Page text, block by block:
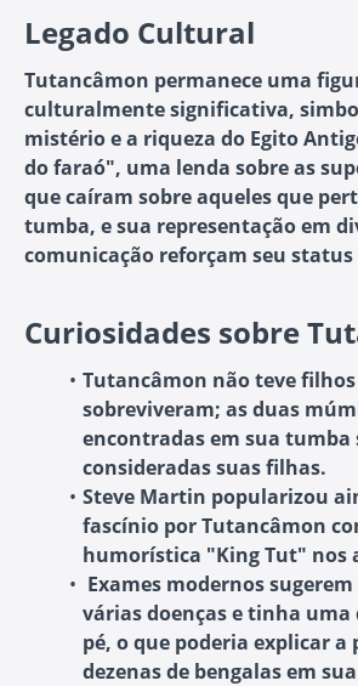
Legado Cultural
Tutancâmon permanece uma
culturalmente significativa,
mistério e a riqueza do Egito
do faraó", uma lenda sobre as
que caíram sobre aqueles que
tumba, e sua representação em
comunicação reforçam seu
Curiosidades sobre
Tutancâmon não teve
sobreviveram; as duas
encontradas em sua tumba
consideradas suas filhas.
Steve Martin popularizou
fascínio por Tutancâmon
humorística "King Tut" nos
Exames modernos
várias doenças e tinha
pé, o que poderia explicar a
dezenas de bengalas em